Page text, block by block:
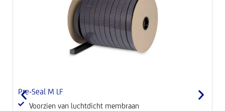
Pre-Seal M LF
Voorzien van luchtdicht membraan